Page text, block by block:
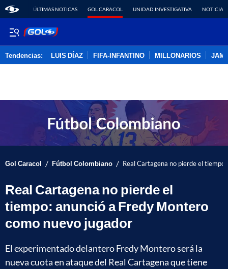
ÚLTIMAS NOTICAS GOL CARACOL UNIDAD INVESTIGATIVA NOTICIAS
Tendencias: LUIS DÍAZ FIFA-INFANTINO MILLONARIOS
Gol Caracol / Fútbol Colombiano / Real Cartagena no pierde el
Real Cartagena no pierde el
tiempo: anunció a Fredy Montero
como nuevo jugador
El experimentado delantero Fredy Montero será la
nueva cuota en ataque del Real Cartagena que tiene